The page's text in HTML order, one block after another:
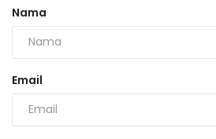
Nama
Email